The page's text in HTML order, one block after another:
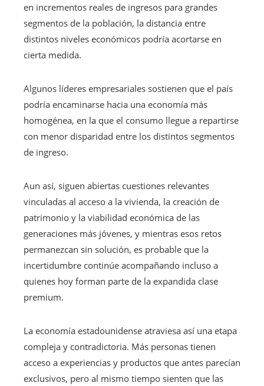
en incrementos reales de ingresos para grandes
segmentos de la población, la distancia entre
distintos niveles económicos podría acortarse en
cierta medida.
Algunos líderes empresariales sostienen que el país
podría encaminarse hacia una economía más
homogénea, en la que el consumo llegue a repartirse
con menor disparidad entre los distintos segmentos
de ingreso.
Aun así, siguen abiertas cuestiones relevantes
vinculadas al acceso a la vivienda, la creación de
patrimonio y la viabilidad económica de las
generaciones más jóvenes, y mientras esos retos
permanezcan sin solución, es probable que la
incertidumbre continúe acompañando incluso a
quienes hoy forman parte de la expandida clase
premium.
La economía estadounidense atraviesa así una etapa
compleja y contradictoria. Más personas tienen
acceso a experiencias y productos que antes parecían
exclusivos, pero al mismo tiempo sienten que las